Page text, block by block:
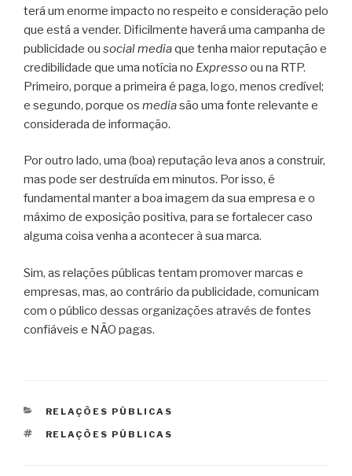
terá um enorme impacto no respeito e consideração pelo
que está a vender. Dificilmente haverá uma campanha de
publicidade ou social mediaque tenha maior reputação e
credibilidade que uma notícia no Expressoou na RTP.
Primeiro, porque a primeira é paga, logo, menos credível;
e segundo, porque os mediasão uma fonte relevante e
considerada de informação.
Por outro lado, uma (boa) reputação leva anos a construir,
mas pode ser destruída em minutos. Por isso, é
fundamental manter a boa imagem da sua empresa e o
máximo de exposição positiva, para se fortalecer caso
alguma coisa venha a acontecer à sua marca.
Sim, as relações públicas tentam promover marcas e
empresas, mas, ao contrário da publicidade, comunicam
com o público dessas organizações através de fontes
confiáveis e NÃO pagas.
CATEGORIAS
RELAÇÕES PÚBLICAS
ETIQUETAS
RELAÇÕES PÚBLICAS